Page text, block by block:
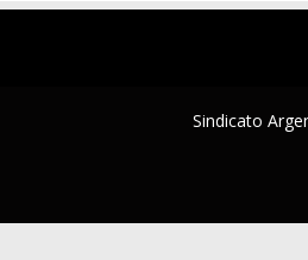
Sindicato